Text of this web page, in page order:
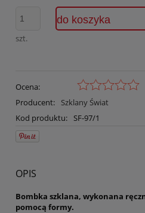
szt.
do koszyka
Ocena:
Producent:
Szklany Świat
Kod produktu: SF-97/1
OPIS
Bombka szklana, wykonana
pomocą formy.